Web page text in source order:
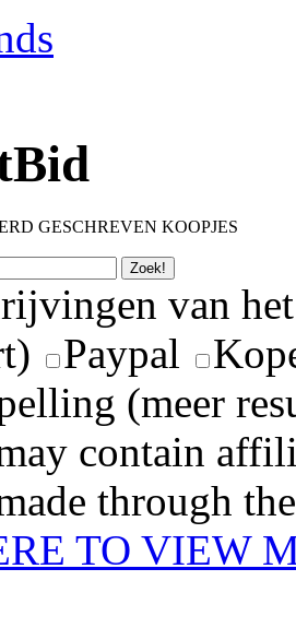
GESCHREVEN KOOPJES
van
Paypal
(meer
contain
through
TO VIEW